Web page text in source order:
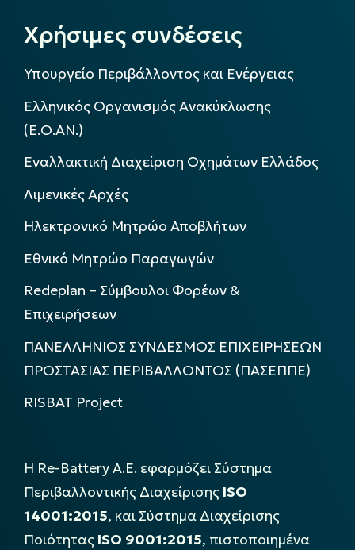
Χρήσιμες συνδέσεις
Υπουργείο Περιβάλλοντος και Ενέργειας
Ελληνικός Οργανισμός Ανακύκλωσης
(Ε.Ο.ΑΝ.)
Εναλλακτική Διαχείριση Οχημάτων Ελλάδος
Λιμενικές Αρχές
Ηλεκτρονικό Μητρώο Αποβλήτων
Εθνικό Μητρώο Παραγωγών
Redeplan – Σύμβουλοι Φορέων &
Επιχειρήσεων
ΠΑΝΕΛΛΗΝΙΟΣ ΣΥΝΔΕΣΜΟΣ ΕΠΙΧΕΙΡΗΣΕΩΝ
ΠΡΟΣΤΑΣΙΑΣ ΠΕΡΙΒΑΛΛΟΝΤΟΣ (ΠΑΣΕΠΠΕ)
RISBAT Project
Η Re-Battery Α.Ε. εφαρμόζει Σύστημα
Περιβαλλοντικής Διαχείρισης ISO
14001:2015, και Σύστημα Διαχείρισης
Ποιότητας ISO 9001:2015, πιστοποιημένα